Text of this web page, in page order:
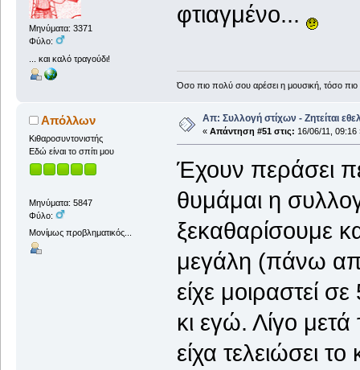
Μηνύματα: 3371
Φύλο:
... και καλό τραγούδι!
φτιαγμένο...
Όσο πιο πολύ σου αρέσει η μουσική, τόσο
Απόλλων
Κιθαροσυντονιστής
Εδώ είναι το σπίτι μου
Μηνύματα: 5847
Φύλο:
Μονίμως προβληματικός...
Απ: Συλλογή στίχων - Ζητείται
« Απάντηση #51 στις: 16/06/11, 09:16
Έχουν περάσει
θυμάμαι η
ξεκαθαρίσουμε
μεγάλη (πάνω
είχε μοιραστεί
κι εγώ. Λίγο
είχα τελειώσει